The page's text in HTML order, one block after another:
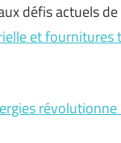
défis actuels
et fournitures